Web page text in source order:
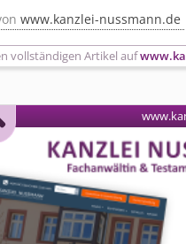
vollständigen Artikel auf
www.kanzlei-nussmann.de